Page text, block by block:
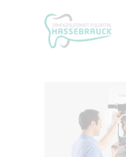
Drücken Sie